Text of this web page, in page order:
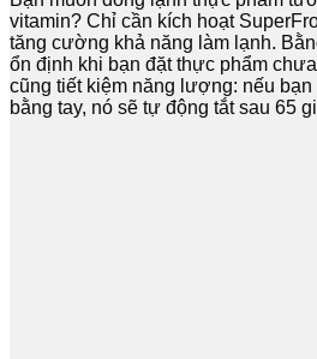
vitamin? Chỉ cần kích hoạt
tăng cường khả năng làm lạnh.
ổn định khi bạn đặt thực phẩm
cũng tiết kiệm năng lượng: nếu
bằng tay, nó sẽ tự động tắt sau 65